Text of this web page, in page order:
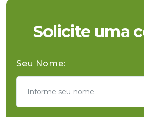
Solicite uma
Seu Nome: